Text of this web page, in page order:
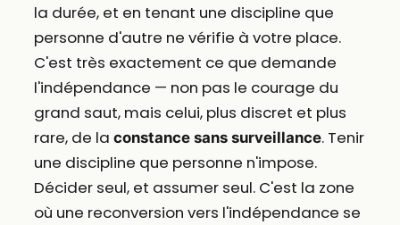
la durée, et en tenant une discipline que
personne d'autre ne vérifie à votre place.
C'est très exactement ce que demande
l'indépendance — non pas le courage du
grand saut, mais celui, plus discret et plus
rare, de la constance sans surveillance. Tenir
une discipline que personne n'impose.
Décider seul, et assumer seul. C'est la zone
où une reconversion vers l'indépendance se